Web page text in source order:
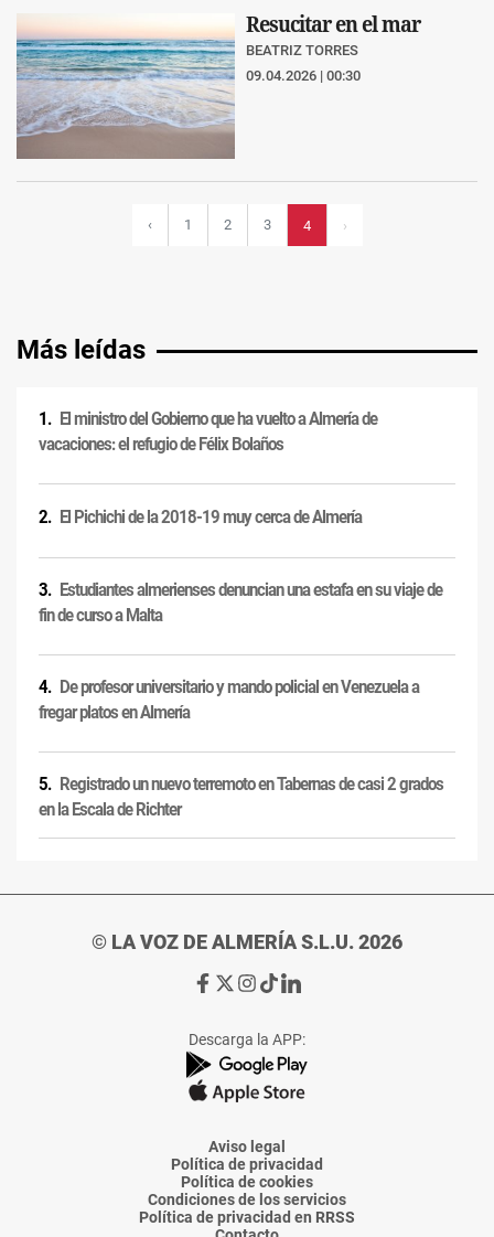
Resucitar en el mar
BEATRIZ TORRES
09.04.2026 | 00:30
‹ 1 2 3 4 ›
Más leídas
El ministro del Gobierno que ha vuelto a Almería de
vacaciones: el refugio de Félix Bolaños
El Pichichi de la 2018-19 muy cerca de Almería
Estudiantes almerienses denuncian una estafa en su viaje de
fin de curso a Malta
De profesor universitario y mando policial en Venezuela a
fregar platos en Almería
Registrado un nuevo terremoto en Tabernas de casi 2 grados
en la Escala de Richter
© LA VOZ DE ALMERÍA S.L.U. 2026
Ir
de
La
Voz
Almería
Ir
de
La
Voz
Almería
Ir
de
La
Voz
Almería
Ir
de
La
Voz
Almería
Ir
de
La
Voz
Descarga la APP:
Aviso legal
Política de privacidad
Política de cookies
Condiciones de los servicios
Política de privacidad en RRSS